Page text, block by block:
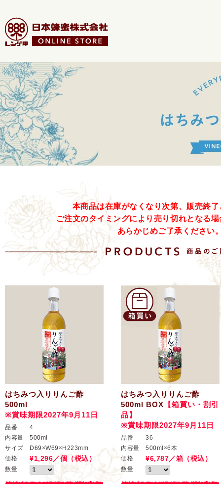
本商品は在庫がなくなり次第、販売終
ご注文のタイミングにより売り切れとなる
あらかじめご了承ください
はちみつ入りりんご酢
500ml
※賞味期限2027年9月11日
品番
4
内容量
500ml
サイズ
D69×W69×H223mm
価格
¥1,296／個（税込）
数量
はちみつ入りりんご酢
500ml BOX 【箱買い・割引
品】
※賞味期限2027年9月11日
品番
36
内容量
500ml×6本
価格
¥6,787／箱（税込）
数量